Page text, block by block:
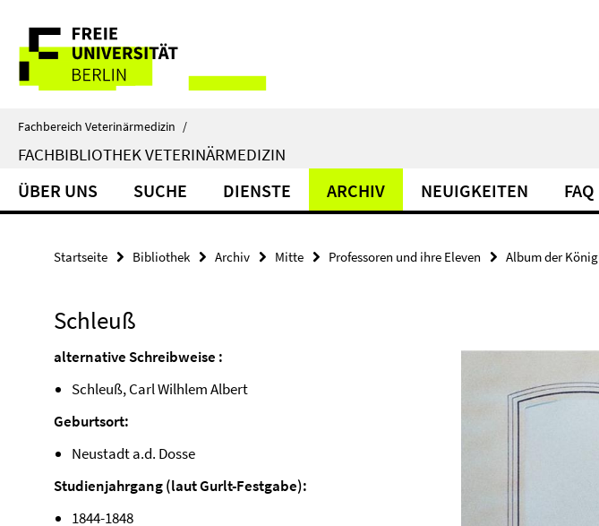
direkt
Inhalt
Service-
Navigation
Fachbereich Veterinärmedizin /
FACHBIBLIOTHEK VETERINÄRMEDIZIN
ÜBER UNS SUCHE DIENSTE ARCHIV NEUIGKEITEN FAQ
Startseite Bibliothek Archiv Mitte Professoren und ihre Eleven Album der
Schleuß
alternative Schreibweise :
Schleuß, Carl Wilhlem Albert
Geburtsort:
Neustadt a.d. Dosse
Studienjahrgang (laut Gurlt-Festgabe):
1844-1848